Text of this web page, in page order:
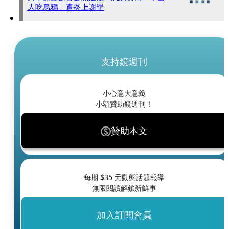
人吃烏鴉」遭炎上謝罪
支持鏡週刊
小心意大意義
小額贊助鏡週刊！
贊助本文
每期 $35 元動態話題報導
無限閱讀解鎖新鮮事
加入訂閱會員